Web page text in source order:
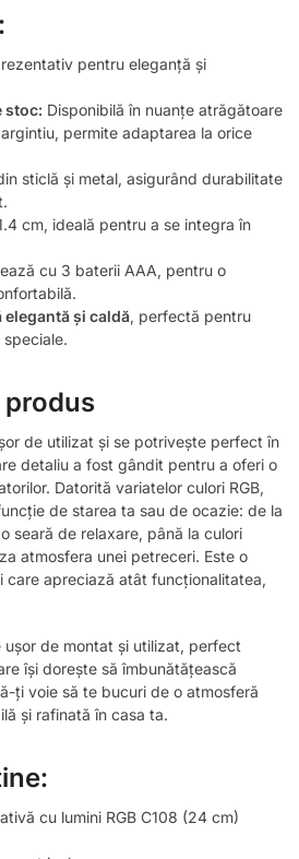
pentru eleganță și
stoc: Disponibilă în nuanțe atrăgătoare
permite adaptarea la orice
sticlă și metal, asigurând durabilitate
cm, ideală pentru a se integra în
cu 3 baterii AAA, pentru o
elegantă și caldă, perfectă pentru
produs
de utilizat și se potrivește perfect în
detaliu a fost gândit pentru a oferi o
Datorită variatelor culori RGB,
de starea ta sau de ocazie: de la
seară de relaxare, până la culori
atmosfera unei petreceri. Este o
care apreciază atât funcționalitatea,
ușor de montat și utilizat, perfect
își dorește să îmbunătățească
ți voie să te bucuri de o atmosferă
și rafinată în casa ta.
cu lumini RGB C108 (24 cm)